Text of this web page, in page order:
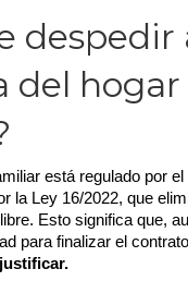
despedir
del
está regulado por
la Ley 16/2022, que
Esto significa que,
para finalizar el